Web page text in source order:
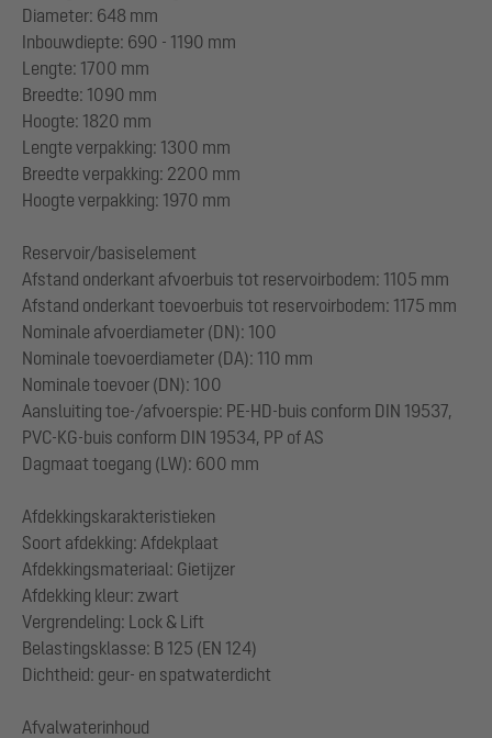
Diameter: 648 mm
Inbouwdiepte: 690 - 1190 mm
Lengte: 1700 mm
Breedte: 1090 mm
Hoogte: 1820 mm
Lengte verpakking: 1300 mm
Breedte verpakking: 2200 mm
Hoogte verpakking: 1970 mm
Reservoir/basiselement
Afstand onderkant afvoerbuis tot reservoirbodem: 1105 mm
Afstand onderkant toevoerbuis tot reservoirbodem: 1175 mm
Nominale afvoerdiameter (DN): 100
Nominale toevoerdiameter (DA): 110 mm
Nominale toevoer (DN): 100
Aansluiting toe-/afvoerspie: PE-HD-buis conform DIN 19537,
PVC-KG-buis conform DIN 19534, PP of AS
Dagmaat toegang (LW): 600 mm
Afdekkingskarakteristieken
Soort afdekking: Afdekplaat
Afdekkingsmateriaal: Gietijzer
Afdekking kleur: zwart
Vergrendeling: Lock & Lift
Belastingsklasse: B 125 (EN 124)
Dichtheid: geur- en spatwaterdicht
Afvalwaterinhoud